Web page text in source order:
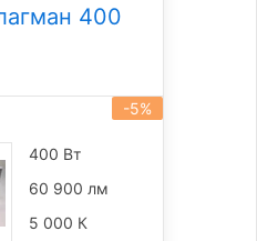
400
-5%
400 Вт
60 900 лм
5 000 К